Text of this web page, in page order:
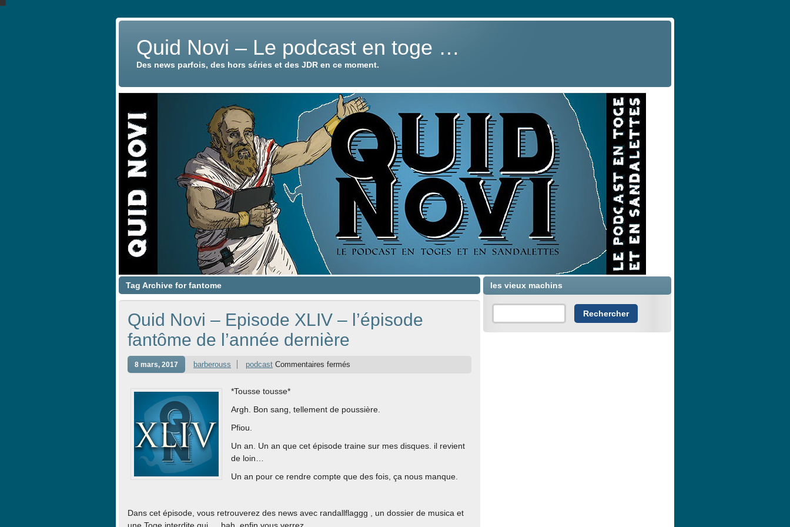
Quid Novi – Le podcast en toge …
Des news parfois, des hors séries et des JDR en ce moment.
Tag Archive for fantome
Quid Novi – Episode XLIV – l’épisode
fantôme de l’année dernière
8 mars, 2017 barberouss podcast Commentaires fermés
*Tousse tousse*
Argh. Bon sang, tellement de poussière.
Pfiou.
Un an. Un an que cet épisode traine sur mes disques. il revient
de loin…
Un an pour ce rendre compte que des fois, ça nous manque.
Dans cet épisode, vous retrouverez des news avec randallflaggg , un dossier de musica et
les vieux machins